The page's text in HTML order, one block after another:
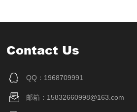
Contact Us
QQ：1968709991
邮箱：15832660998@163.com